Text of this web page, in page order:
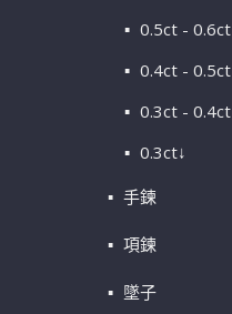
0.5ct - 0.6ct
0.4ct - 0.5ct
0.3ct - 0.4ct
0.3ct↓
手鍊
項鍊
墜子